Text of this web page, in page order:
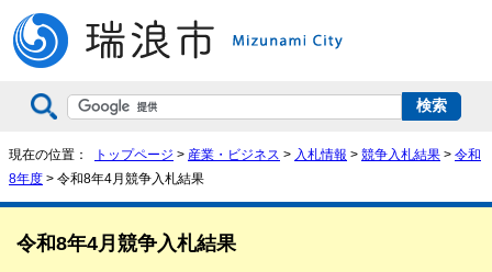
現在の位置： トップページ > 産業・ビジネス > 入札情報 > 競争入札結果 > 令和
8年度 > 令和8年4月競争入札結果
令和8年4月競争入札結果